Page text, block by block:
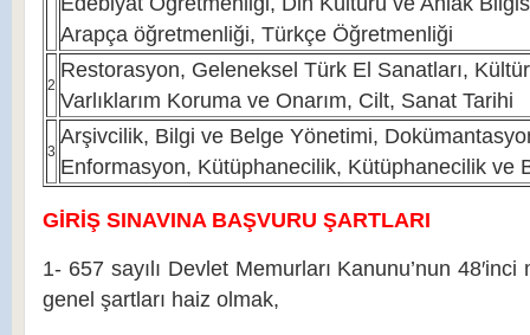
Arapça öğretmenliği, Türkçe Öğretmenliği
2
Restorasyon, Geleneksel Türk El Sanatları,
Varlıklarım Koruma ve Onarım, Cilt, Sanat Tarihi
3
Arşivcilik, Bilgi ve Belge Yönetimi,
Enformasyon, Kütüphanecilik, Kütüphanecilik ve
GİRİŞ SINAVINA BAŞVURU ŞARTLARI
1- 657 sayılı Devlet Memurları Kanunu’nun
genel şartları haiz olmak,